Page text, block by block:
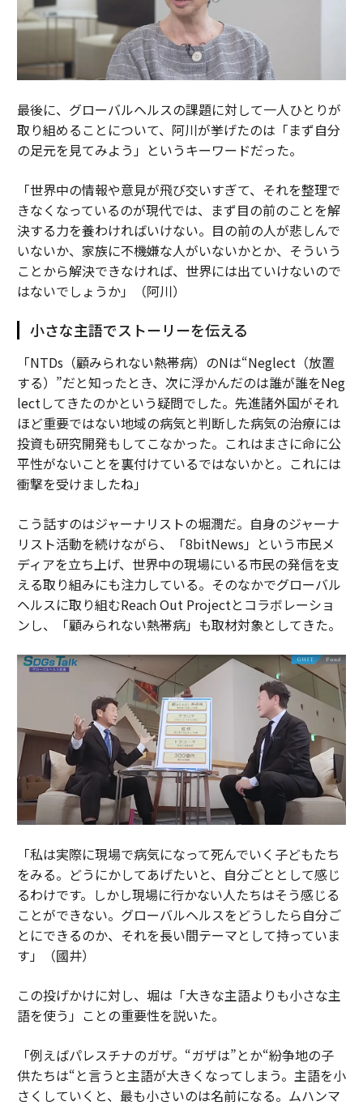
最後に、グローバルヘルスの課題に対して一人ひとりが
取り組めることについて、阿川が挙げたのは「まず自分
の足元を見てみよう」というキーワードだった。
「世界中の情報や意見が飛び交いすぎて、それを整理で
きなくなっているのが現代では、まず目の前のことを解
決する力を養わければいけない。目の前の人が悲しんで
いないか、家族に不機嫌な人がいないかとか、そういう
ことから解決できなければ、世界には出ていけないので
はないでしょうか」（阿川）
小さな主語でストーリーを伝える
「NTDs（顧みられない熱帯病）のNは“Neglect（放置
する）”だと知ったとき、次に浮かんだのは誰が誰をNeg
lectしてきたのかという疑問でした。先進諸外国がそれ
ほど重要ではない地域の病気と判断した病気の治療には
投資も研究開発もしてこなかった。これはまさに命に公
平性がないことを裏付けているではないかと。これには
衝撃を受けましたね」
こう話すのはジャーナリストの堀潤だ。自身のジャーナ
リスト活動を続けながら、「8bitNews」という市民メ
ディアを立ち上げ、世界中の現場にいる市民の発信を支
える取り組みにも注力している。そのなかでグローバル
ヘルスに取り組むReach Out Projectとコラボレーショ
ンし、「顧みられない熱帯病」も取材対象としてきた。
「私は実際に現場で病気になって死んでいく子どもたち
をみる。どうにかしてあげたいと、自分ごととして感じ
るわけです。しかし現場に行かない人たちはそう感じる
ことができない。グローバルヘルスをどうしたら自分ご
とにできるのか、それを長い間テーマとして持っていま
す」（國井）
この投げかけに対し、堀は「大きな主語よりも小さな主
語を使う」ことの重要性を説いた。
「例えばパレスチナのガザ。“ガザは”とか“紛争地の子
供たちは“と言うと主語が大きくなってしまう。主語を小
さくしていくと、最も小さいのは名前になる。ムハンマ